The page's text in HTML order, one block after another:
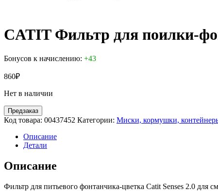
CATIT Фильтр для поилки-
Бонусов к начислению: +43
860₽
Нет в наличии
Предзаказ
Код товара: 00437452 Категории: Миски, кормушки,
Описание
Детали
Описание
Фильтр для питьевого фонтанчика-цветка Catit Senses 2.0 для